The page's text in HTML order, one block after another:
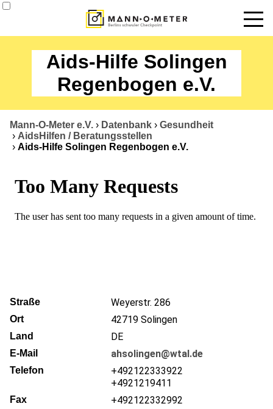
Termine
Über uns
Kontakt
Aids-Hilfe Solingen
Regenbogen e.V.
Mann-O-Meter e.V. › Datenbank › Gesundheit
› AidsHilfen / Beratungsstellen
› Aids-Hilfe Solingen Regenbogen e.V.
Straße Weyerstr. 286
Ort 42719 Solingen
Land DE
E-Mail ahsolingen@wtal.de
Telefon
+492122333922
+4921219411
Fax +492122332992